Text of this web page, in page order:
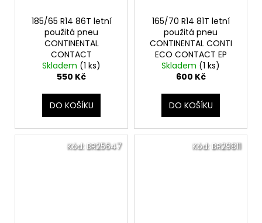
185/65 R14 86T letní
použitá pneu
CONTINENTAL
CONTACT
Skladem (1 ks)
550 Kč
DO KOŠÍKU
165/70 R14 81T letní
použitá pneu
CONTINENTAL CONTI
ECO CONTACT EP
Skladem (1 ks)
600 Kč
DO KOŠÍKU
Kód:BR25647 Kód:BR29811